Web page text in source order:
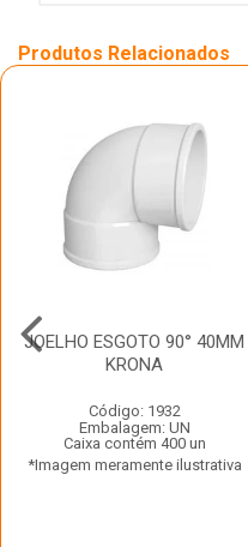
Produtos Relacionados
JOELHO ESGOTO 90° 40MM
KRONA
Código: 1932
Embalagem: UN
Caixa contém 400 un
*Imagem meramente ilustrativa